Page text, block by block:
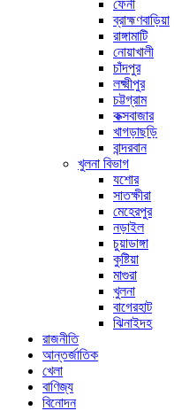
ফেনী
ব্রাহ্মণবাড়িয়া
রাঙ্গামাটি
নোয়াখালী
চাঁদপুর
লক্ষ্মীপুর
চট্টগ্রাম
কক্সবাজার
খাগড়াছড়ি
বান্দরবান
খুলনা বিভাগ
যশোর
সাতক্ষীরা
মেহেরপুর
নড়াইল
চুয়াডাঙ্গা
কুষ্টিয়া
মাগুরা
খুলনা
বাগেরহাট
ঝিনাইদহ
রাজনীতি
আন্তর্জাতিক
খেলা
বাণিজ্য
বিনোদন